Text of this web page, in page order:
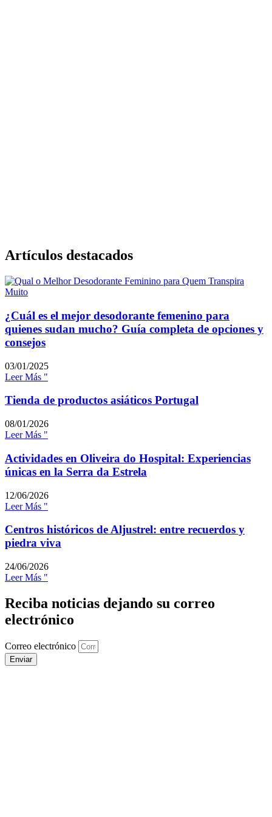
Artículos destacados
¿Cuál es el mejor desodorante femenino para
quienes sudan mucho? Guía completa de opciones y
consejos
03/01/2025
Leer Más "
Tienda de productos asiáticos Portugal
08/01/2026
Leer Más "
Actividades en Oliveira do Hospital: Experiencias
únicas en la Serra da Estrela
12/06/2026
Leer Más "
Centros históricos de Aljustrel: entre recuerdos y
piedra viva
24/06/2026
Leer Más "
Reciba noticias dejando su correo
electrónico
Correo electrónico
Enviar